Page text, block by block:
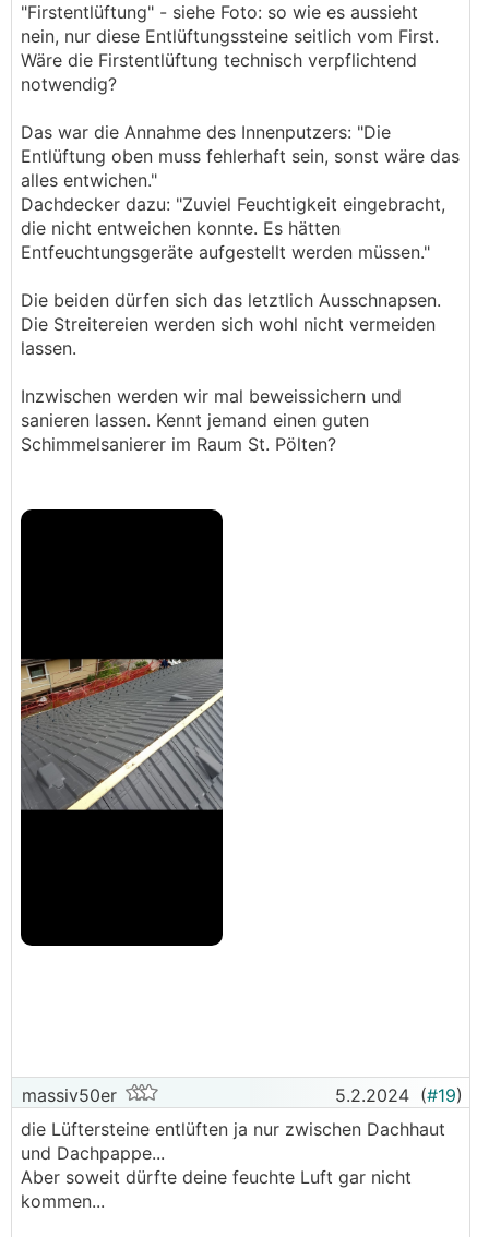
"Firstentlüftung" - siehe Foto: so wie es aussieht
nein, nur diese Entlüftungssteine seitlich vom First.
Wäre die Firstentlüftung technisch verpflichtend
notwendig?
Das war die Annahme des Innenputzers: "Die
Entlüftung oben muss fehlerhaft sein, sonst wäre das
alles entwichen."
Dachdecker dazu: "Zuviel Feuchtigkeit eingebracht,
die nicht entweichen konnte. Es hätten
Entfeuchtungsgeräte aufgestellt werden müssen."
Die beiden dürfen sich das letztlich Ausschnapsen.
Die Streitereien werden sich wohl nicht vermeiden
lassen.
Inzwischen werden wir mal beweissichern und
sanieren lassen. Kennt jemand einen guten
Schimmelsanierer im Raum St. Pölten?
massiv50er 5.2.2024 (#19)
die Lüftersteine entlüften ja nur zwischen Dachhaut
und Dachpappe...
Aber soweit dürfte deine feuchte Luft gar nicht
kommen...